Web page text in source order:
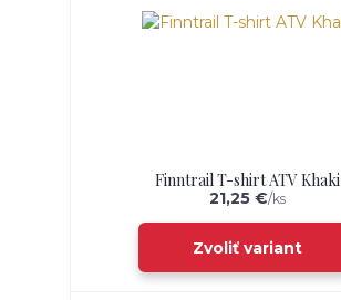
Finntrail T-shirt ATV Khaki
21,25 €/ks
Zvoliť variant